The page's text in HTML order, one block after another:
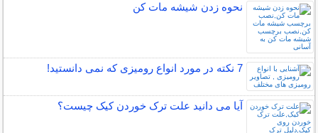
نحوه زدن شیشه مات کن
7 نکته در مورد انواع رومیزی که نمی دانستید!
آیا می دانید علت ترک خوردن کیک چیست؟